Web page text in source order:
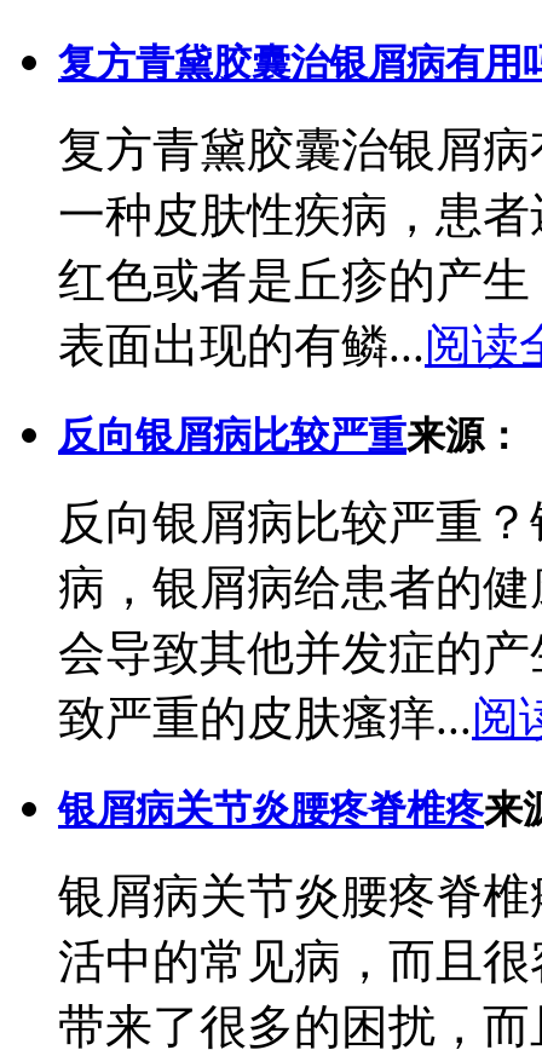
复方青黛胶囊治银屑病有用
复方青黛胶囊治银屑
一种皮肤性疾病，患
红色或者是丘疹的产
表面出现的有鳞...阅读
反向银屑病比较严重来源：
反向银屑病比较严重
病，银屑病给患者的
会导致其他并发症的
致严重的皮肤瘙痒...阅
银屑病关节炎腰疼脊椎疼来
银屑病关节炎腰疼脊
活中的常见病，而且
带来了很多的困扰，